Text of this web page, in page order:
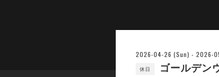
2026-04-26 (Sun) - 2026-
休日 ゴールデン